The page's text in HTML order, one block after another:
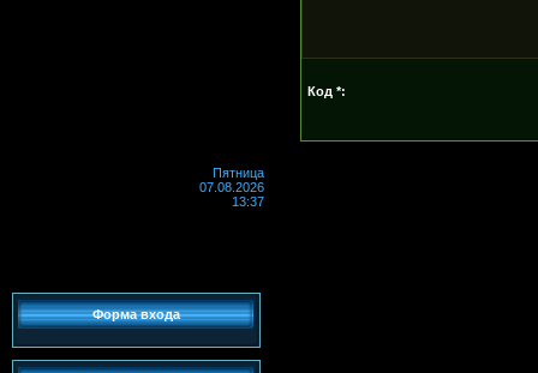
Код *:
Пятница
07.08.2026
13:37
Форма входа